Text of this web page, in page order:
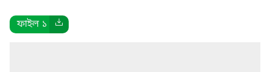
ফাইল ১